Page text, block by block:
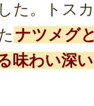
た。トス
ナツメグ
味わい深